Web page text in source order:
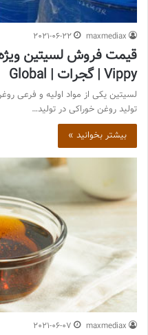
maxmediax
2021-06-22
Vippy | گجرات | Global
لسیتین یکی از مواد اولیه و فرعی
تولید روغن خوراکی در تولید…
بیشتر بخوانید »
maxmediax
2021-06-07